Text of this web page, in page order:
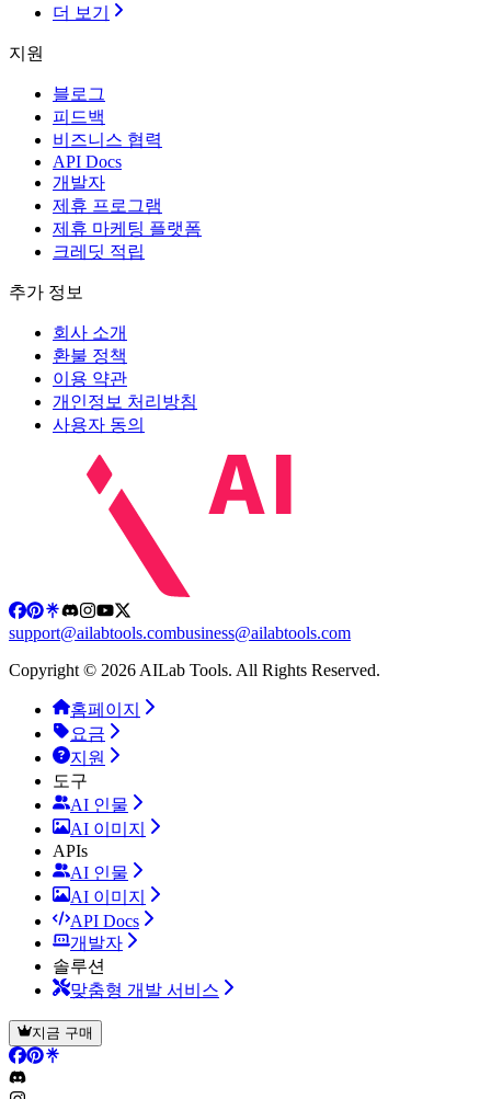
더 보기
지원
블로그
피드백
비즈니스 협력
API Docs
개발자
제휴 프로그램
제휴 마케팅 플랫폼
크레딧 적립
추가 정보
회사 소개
환불 정책
이용 약관
개인정보 처리방침
사용자 동의
support@ailabtools.combusiness@ailabtools.com
Copyright © 2026 AILab Tools. All Rights Reserved.
홈페이지
요금
지원
도구
AI 인물
AI 이미지
APIs
AI 인물
AI 이미지
API Docs
개발자
솔루션
맞춤형 개발 서비스
지금 구매